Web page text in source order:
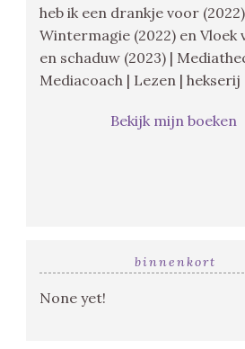
heb ik een drankje voor
Wintermagie (2022) en Vloek
en schaduw (2023) |
Mediacoach | Lezen | hekserij
Bekijk mijn boeken
binnenkort
None yet!